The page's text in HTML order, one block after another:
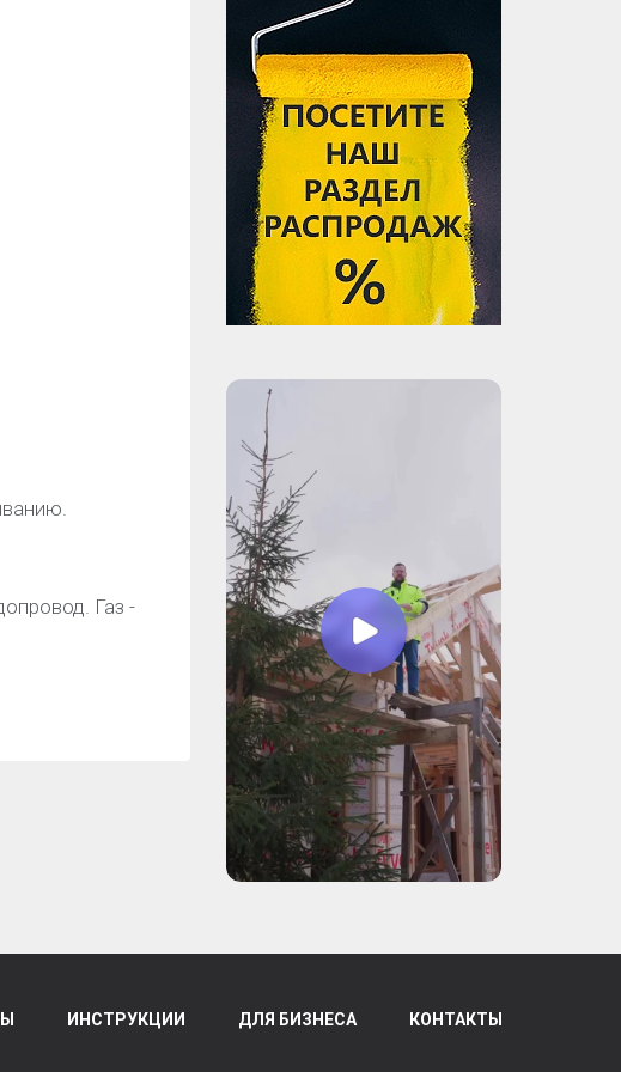
Газ -
ИНСТРУКЦИИ ДЛЯ БИЗНЕСА КОНТАКТЫ